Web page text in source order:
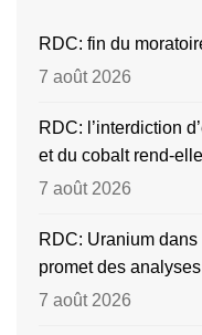
RDC: fin du
7 août 2026
RDC: l’interdiction
et du cobalt rend-
7 août 2026
RDC: Uranium
promet des
7 août 2026